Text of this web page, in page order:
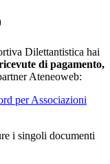
Dilettantistica hai
di pagamento,
Ateneoweb:
per Associazioni
i singoli documenti